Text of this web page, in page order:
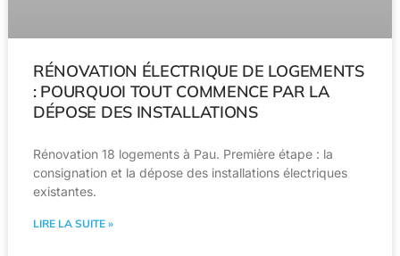
RÉNOVATION ÉLECTRIQUE DE LOGEMENTS
: POURQUOI TOUT COMMENCE PAR LA
DÉPOSE DES INSTALLATIONS
Rénovation 18 logements à Pau. Première étape : la
consignation et la dépose des installations électriques
existantes.
LIRE LA SUITE »